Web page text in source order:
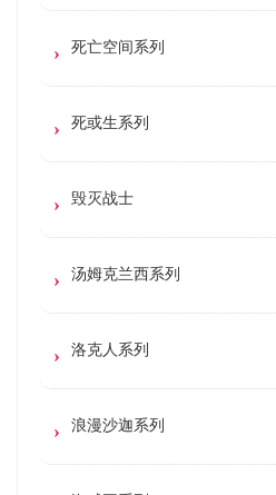
死亡空间系列
死或生系列
毁灭战士
汤姆克兰西系列
洛克人系列
浪漫沙迦系列